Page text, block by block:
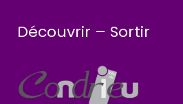
Découvrir – Sortir